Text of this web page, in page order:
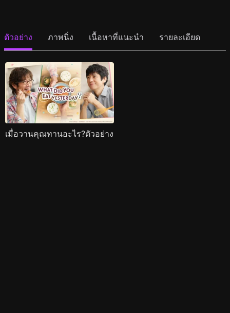
ตัวอย่าง ภาพนิ่ง เนื้อหาที่แนะนำ รายละเอียด
เมื่อวานคุณทานอะไร?ตัวอย่าง